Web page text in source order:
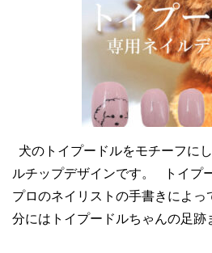
犬のトイプードルをモチーフに
ルチップデザインです。 トイプ
プロのネイリストの手書きによっ
分にはトイプードルちゃんの足